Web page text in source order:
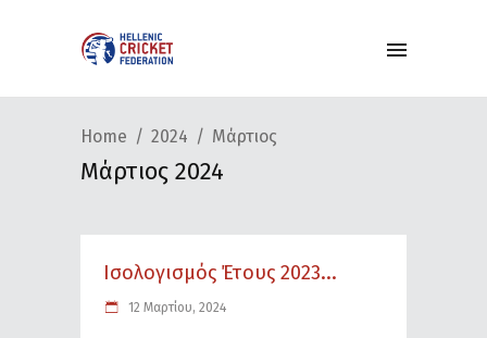
Home 2024 Μάρτιος
Μάρτιος 2024
Ισολογισμός Έτους 2023...
12 Μαρτίου, 2024